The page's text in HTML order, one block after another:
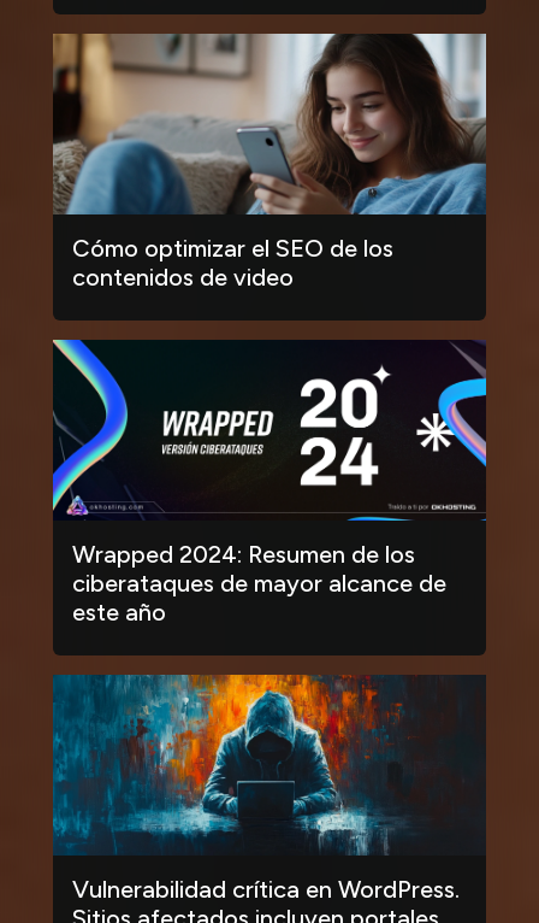
Cómo optimizar el SEO de los
contenidos de video
Wrapped 2024: Resumen de los
ciberataques de mayor alcance de
este año
Vulnerabilidad crítica en WordPress.